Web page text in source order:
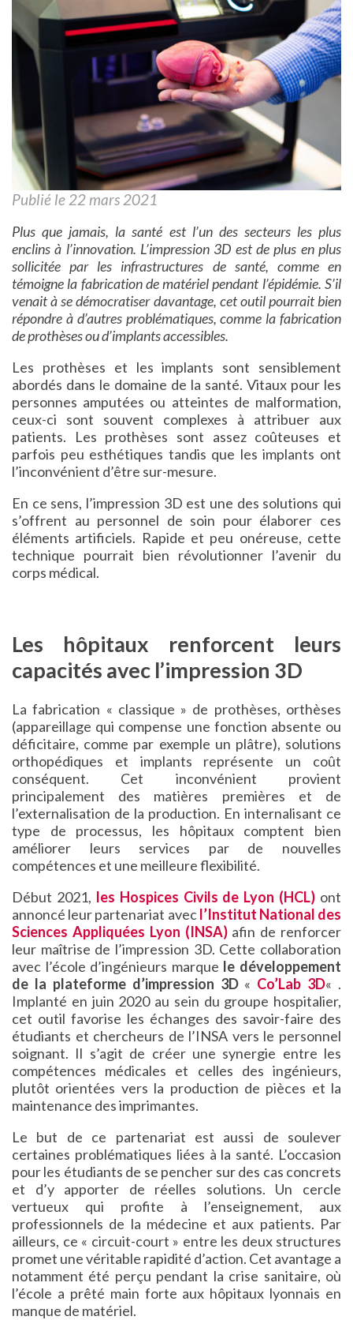
Publié le 22 mars 2021
Plus que jamais, la santé est l’un des secteurs les plus
enclins à l’innovation. L’impression 3D est de plus en plus
sollicitée par les infrastructures de santé, comme en
témoigne la fabrication de matériel pendant l’épidémie. S’il
venait à se démocratiser davantage, cet outil pourrait bien
répondre à d’autres problématiques, comme la fabrication
de prothèses ou d’implants accessibles.
Les prothèses et les implants sont sensiblement
abordés dans le domaine de la santé. Vitaux pour les
personnes amputées ou atteintes de malformation,
ceux-ci sont souvent complexes à attribuer aux
patients. Les prothèses sont assez coûteuses et
parfois peu esthétiques tandis que les implants ont
l’inconvénient d’être sur-mesure.
En ce sens, l’impression 3D est une des solutions qui
s’offrent au personnel de soin pour élaborer ces
éléments artificiels. Rapide et peu onéreuse, cette
technique pourrait bien révolutionner l’avenir du
corps médical.
Les hôpitaux renforcent leurs
capacités avec l’impression 3D
La fabrication « classique » de prothèses, orthèses
(appareillage qui compense une fonction absente ou
déficitaire, comme par exemple un plâtre), solutions
orthopédiques et implants représente un coût
conséquent. Cet inconvénient provient
principalement des matières premières et de
l’externalisation de la production. En internalisant ce
type de processus, les hôpitaux comptent bien
améliorer leurs services par de nouvelles
compétences et une meilleure flexibilité.
Début 2021, les Hospices Civils de Lyon (HCL) ont
annoncé leur partenariat avecl’Institut National des
Sciences Appliquées Lyon (INSA)afin de renforcer
leur maîtrise de l’impression 3D. Cette collaboration
avec l’école d’ingénieurs marque le développement
de la plateforme d’impression 3D« Co’Lab 3D« .
Implanté en juin 2020 au sein du groupe hospitalier,
cet outil favorise les échanges des savoir-faire des
étudiants et chercheurs de l’INSA vers le personnel
soignant. Il s’agit de créer une synergie entre les
compétences médicales et celles des ingénieurs,
plutôt orientées vers la production de pièces et la
maintenance des imprimantes.
Le but de ce partenariat est aussi de soulever
certaines problématiques liées à la santé. L’occasion
pour les étudiants de se pencher sur des cas concrets
et d’y apporter de réelles solutions. Un cercle
vertueux qui profite à l’enseignement, aux
professionnels de la médecine et aux patients. Par
ailleurs, ce « circuit-court » entre les deux structures
promet une véritable rapidité d’action. Cet avantage a
notamment été perçu pendant la crise sanitaire, où
l’école a prêté main forte aux hôpitaux lyonnais en
manque de matériel.